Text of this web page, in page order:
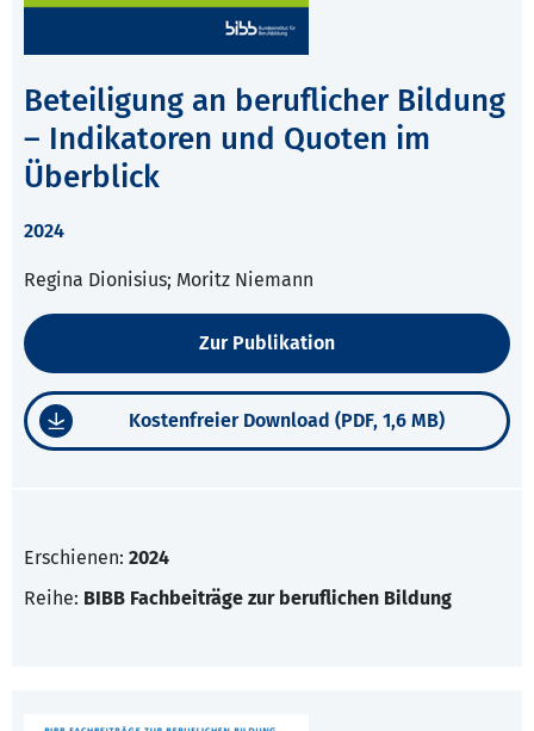
Beteiligung an beruflicher Bildung
– Indikatoren und Quoten im
Überblick
2024
Regina Dionisius; Moritz Niemann
Zur Publikation
Kostenfreier Download (PDF, 1,6 MB)
Erschienen: 2024
Reihe: BIBB Fachbeiträge zur beruflichen Bildung